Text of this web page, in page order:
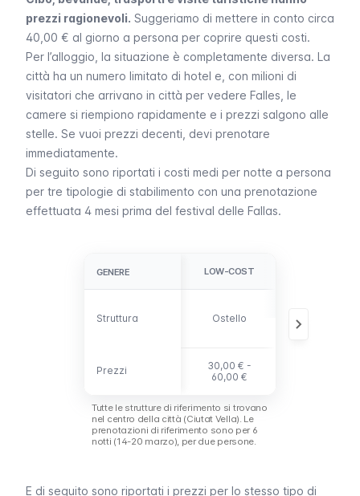
prezzi ragionevoli. Suggeriamo di mettere in conto circa
40,00 € al giorno a persona per coprire questi costi.
Per l’alloggio, la situazione è completamente diversa. La
città ha un numero limitato di hotel e, con milioni di
visitatori che arrivano in città per vedere Falles , le
camere si riempiono rapidamente e i prezzi salgono alle
stelle. Se vuoi prezzi decenti, devi prenotare
immediatamente.
Di seguito sono riportati i costi medi per notte a persona
per tre tipologie di stabilimento con una prenotazione
effettuata 4 mesi prima del festival delle Fallas.
GENERE
Struttura
Prezzi
GENERE LOW-COST
Struttura Ostello
appartamento
Prezzi
30,00 € -
60,00 €
Tutte le strutture di riferimento si trovano
nel centro della città (Ciutat Vella). Le
prenotazioni di riferimento sono per 6
notti (14-20 marzo), per due persone.
E di seguito sono riportati i prezzi per lo stesso tipo di